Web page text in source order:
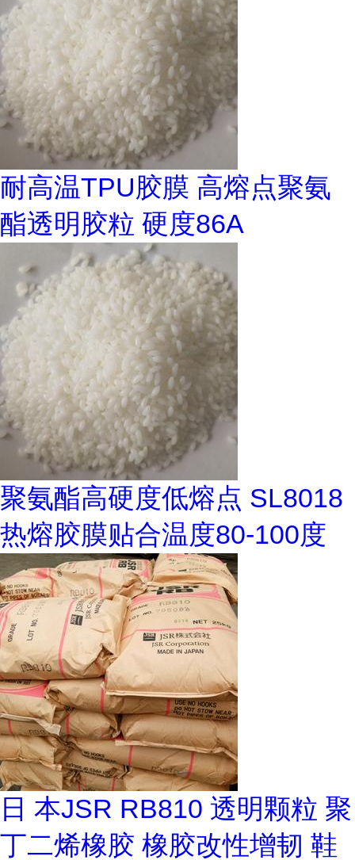
耐高温TPU胶膜 高熔点聚氨
酯透明胶粒 硬度86A
聚氨酯高硬度低熔点 SL8018
热熔胶膜贴合温度80-100度
日 本JSR RB810 透明颗粒 聚
丁二烯橡胶 橡胶改性增韧 鞋